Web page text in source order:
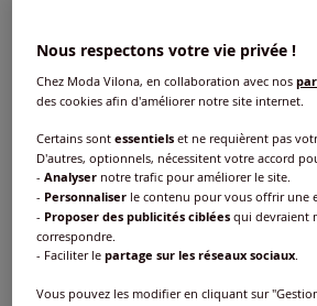
Chemisier manches
Réf : 524.446.060
Nous respectons votre vie privée !
Chez Moda Vilona, en collaboration avec nos
des cookies afin d'améliorer notre site internet.
Certains sontessentiels et ne requièrent pas
D'autres, optionnels, nécessitent votre accord
-Analyser notre trafic pour améliorer le site.
- Personnaliser le contenu pour vous offrir une
- Proposer des publicités ciblées qui devraient
correspondre.
- Faciliter lepartage sur les réseaux sociaux.
Vous pouvez les modifier en cliquant sur